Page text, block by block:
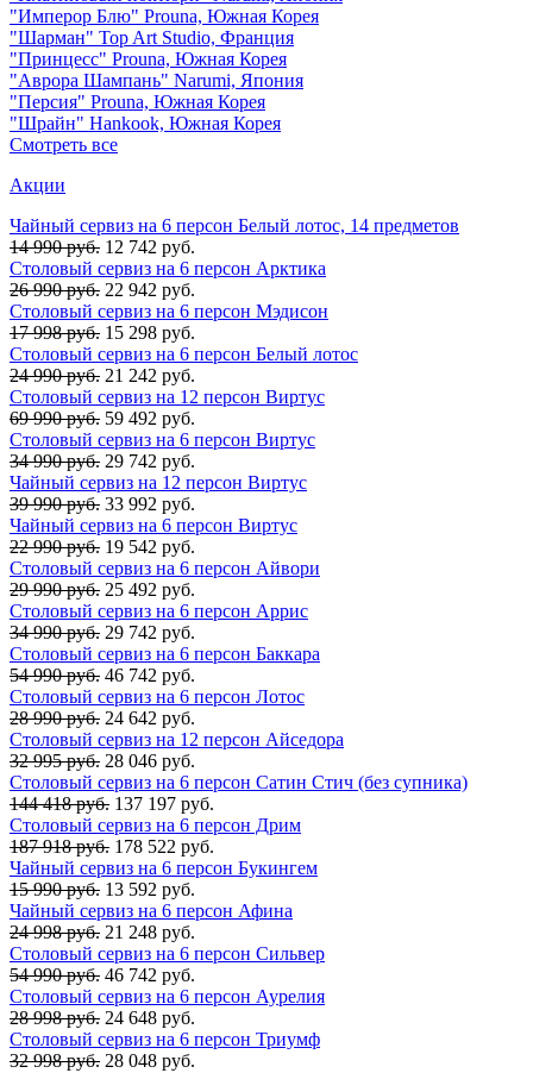
"Имперор Блю" Prouna, Южная Корея
"Шарман" Top Art Studio, Франция
"Принцесс" Prouna, Южная Корея
"Аврора Шампань" Narumi, Япония
"Персия" Prouna, Южная Корея
"Шрайн" Hankook, Южная Корея
Смотреть все
Акции
Чайный сервиз на 6 персон Белый лотос, 14 предметов
14 990 руб. 12 742 руб.
Столовый сервиз на 6 персон Арктика
26 990 руб. 22 942 руб.
Столовый сервиз на 6 персон Мэдисон
17 998 руб. 15 298 руб.
Столовый сервиз на 6 персон Белый лотос
24 990 руб. 21 242 руб.
Столовый сервиз на 12 персон Виртус
69 990 руб. 59 492 руб.
Столовый сервиз на 6 персон Виртус
34 990 руб. 29 742 руб.
Чайный сервиз на 12 персон Виртус
39 990 руб. 33 992 руб.
Чайный сервиз на 6 персон Виртус
22 990 руб. 19 542 руб.
Столовый сервиз на 6 персон Айвори
29 990 руб. 25 492 руб.
Столовый сервиз на 6 персон Аррис
34 990 руб. 29 742 руб.
Столовый сервиз на 6 персон Баккара
54 990 руб. 46 742 руб.
Столовый сервиз на 6 персон Лотос
28 990 руб. 24 642 руб.
Столовый сервиз на 12 персон Айседора
32 995 руб. 28 046 руб.
Столовый сервиз на 6 персон Сатин Стич (без супника)
144 418 руб. 137 197 руб.
Столовый сервиз на 6 персон Дрим
187 918 руб. 178 522 руб.
Чайный сервиз на 6 персон Букингем
15 990 руб. 13 592 руб.
Чайный сервиз на 6 персон Афина
24 998 руб. 21 248 руб.
Столовый сервиз на 6 персон Сильвер
54 990 руб. 46 742 руб.
Столовый сервиз на 6 персон Аурелия
28 998 руб. 24 648 руб.
Столовый сервиз на 6 персон Триумф
32 998 руб. 28 048 руб.